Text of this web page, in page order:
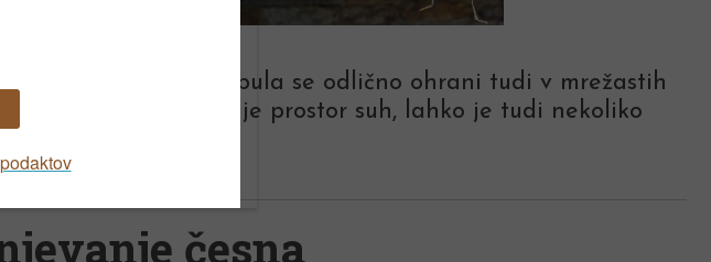
le še redkokje. Čebula se odlično ohrani tudi v mrežastih
pomembno je, da je prostor suh, lahko je tudi nekoliko
česna